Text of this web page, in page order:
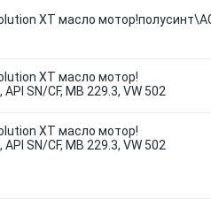
XT масло
XT масло мотор!
SN/CF, MB 229.3, VW 502
XT масло мотор!
SN/CF, MB 229.3, VW 502